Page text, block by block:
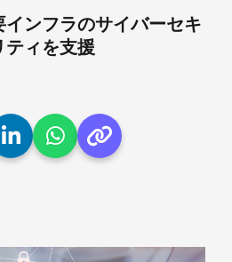
ンフラのサイバーセキ
ティを支援​